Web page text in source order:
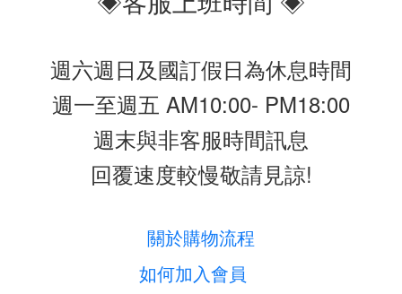
週六週日及國訂假日為休息時間
週一至週五 AM10:00- PM18:00
週末與非客服時間訊息
回覆速度較慢敬請見諒!
關於購物流程
如何加入會員